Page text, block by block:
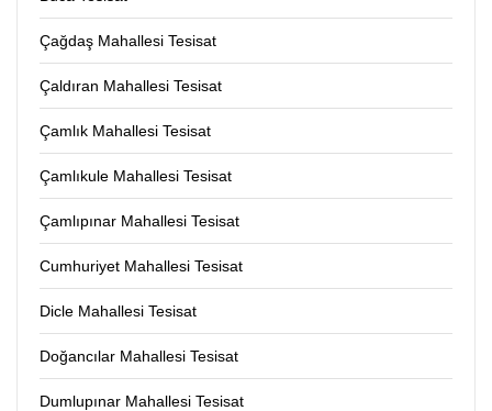
Çağdaş Mahallesi Tesisat
Çaldıran Mahallesi Tesisat
Çamlık Mahallesi Tesisat
Çamlıkule Mahallesi Tesisat
Çamlıpınar Mahallesi Tesisat
Cumhuriyet Mahallesi Tesisat
Dicle Mahallesi Tesisat
Doğancılar Mahallesi Tesisat
Dumlupınar Mahallesi Tesisat